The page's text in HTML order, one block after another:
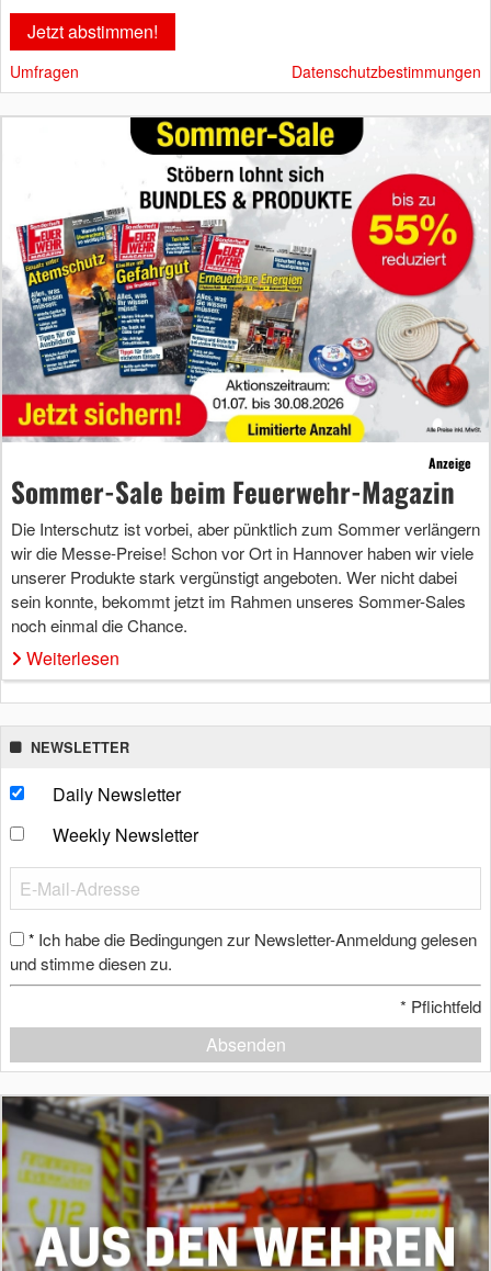
Umfragen Datenschutzbestimmungen
Anzeige
Sommer-Sale beim Feuerwehr-Magazin
Die Interschutz ist vorbei, aber pünktlich zum Sommer verlängern
wir die Messe-Preise! Schon vor Ort in Hannover haben wir viele
unserer Produkte stark vergünstigt angeboten. Wer nicht dabei
sein konnte, bekommt jetzt im Rahmen unseres Sommer-Sales
noch einmal die Chance.
Weiterlesen
NEWSLETTER
Daily Newsletter
Weekly Newsletter
* Ich habe die Bedingungen zur Newsletter-Anmeldung gelesen
und stimme diesen zu.
* Pflichtfeld
Absenden